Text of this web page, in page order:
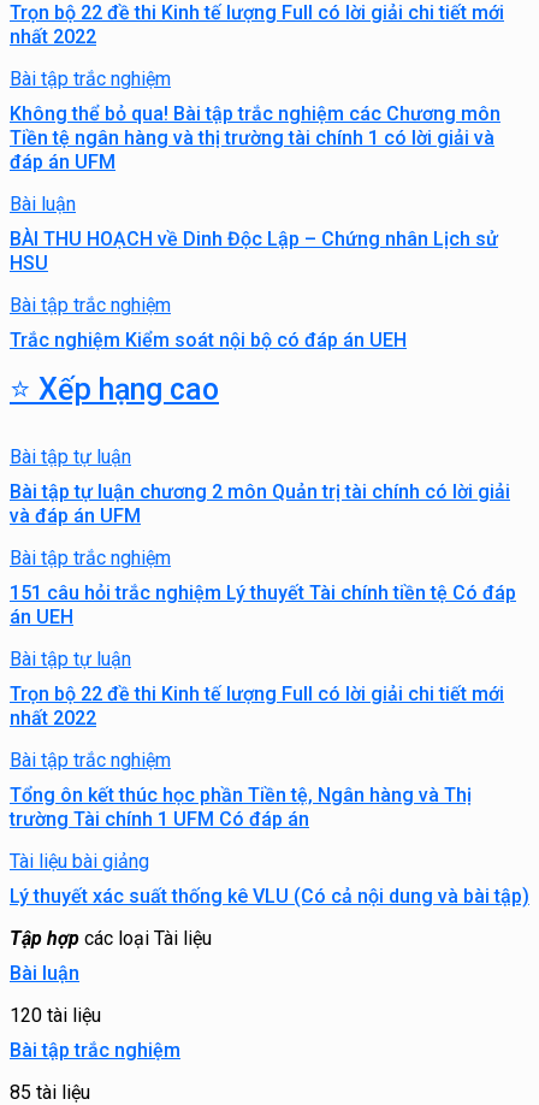
Trọn bộ 22 đề thi Kinh tế lượng Full có lời giải chi tiết mới
nhất 2022
Bài tập trắc nghiệm
Không thể bỏ qua! Bài tập trắc nghiệm các Chương môn
Tiền tệ ngân hàng và thị trường tài chính 1 có lời giải và
đáp án UFM
Bài luận
BÀI THU HOẠCH về Dinh Độc Lập – Chứng nhân Lịch sử
HSU
Bài tập trắc nghiệm
Trắc nghiệm Kiểm soát nội bộ có đáp án UEH
⭐ Xếp hạng cao
Bài tập tự luận
Bài tập tự luận chương 2 môn Quản trị tài chính có lời giải
và đáp án UFM
Bài tập trắc nghiệm
151 câu hỏi trắc nghiệm Lý thuyết Tài chính tiền tệ Có đáp
án UEH
Bài tập tự luận
Trọn bộ 22 đề thi Kinh tế lượng Full có lời giải chi tiết mới
nhất 2022
Bài tập trắc nghiệm
Tổng ôn kết thúc học phần Tiền tệ, Ngân hàng và Thị
trường Tài chính 1 UFM Có đáp án
Tài liệu bài giảng
Lý thuyết xác suất thống kê VLU (Có cả nội dung và bài tập)
Tập hợp các loại Tài liệu
Bài luận
120 tài liệu
Bài tập trắc nghiệm
85 tài liệu